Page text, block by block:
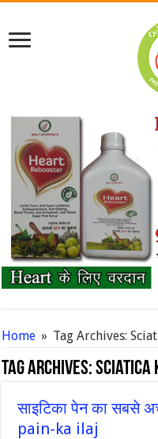
Home » Tag Archives:
Tag Archives:Sciatica
साइटिका पेन का सबसे
pain-ka ilaj